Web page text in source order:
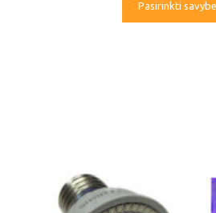
Pasirinkti